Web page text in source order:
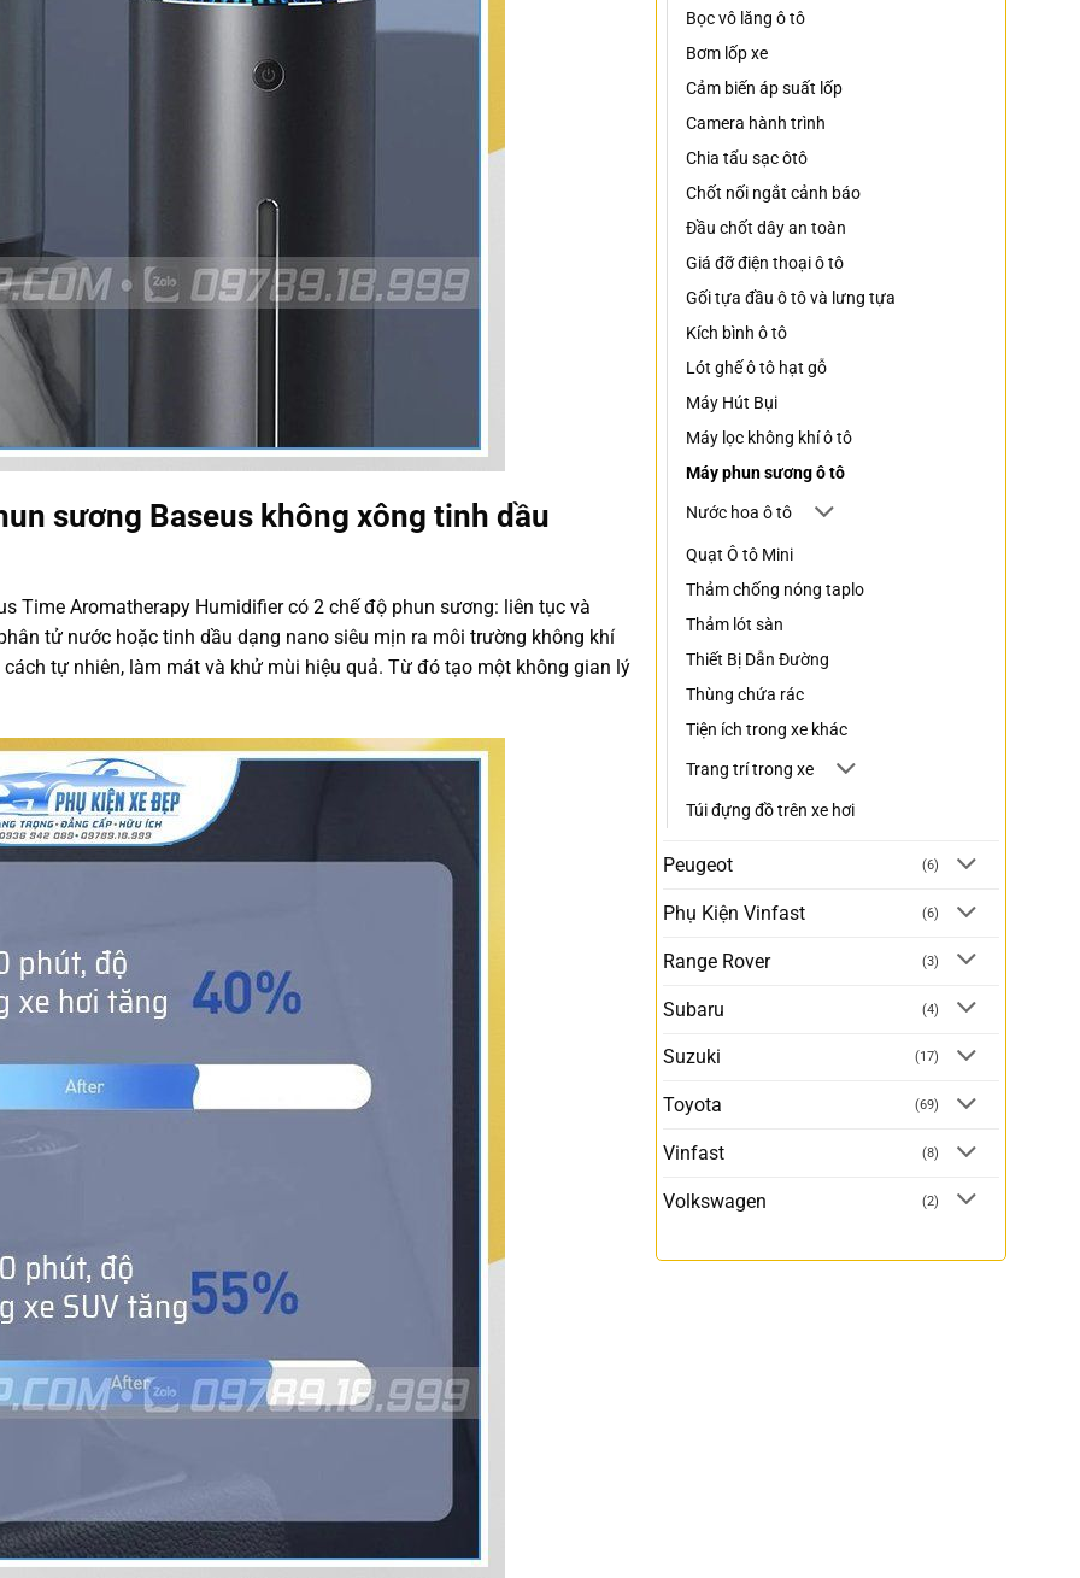
sương Baseus không xông tinh dầu
Time Aromatherapy Humidifier có 2 chế độ phun sương: liên tục và
tử nước hoặc tinh dầu dạng nano siêu mịn ra môi trường không khí
tự nhiên, làm mát và khử mùi hiệu quả. Từ đó tạo một không gian lý
Bọc vô lăng ô tô
Bơm lốp xe
Cảm biến áp suất lốp
Camera hành trình
Chia tẩu sạc ôtô
Chốt nối ngắt cảnh báo
Đầu chốt dây an toàn
Giá đỡ điện thoại ô tô
Gối tựa đầu ô tô và lưng tựa
Kích bình ô tô
Lót ghế ô tô hạt gỗ
Máy Hút Bụi
Máy lọc không khí ô tô
Máy phun sương ô tô
Nước hoa ô tô
Quạt Ô tô Mini
Thảm chống nóng taplo
Thảm lót sàn
Thiết Bị Dẫn Đường
Thùng chứa rác
Tiện ích trong xe khác
Trang trí trong xe
Túi đựng đồ trên xe hơi
Peugeot (6)
Phụ Kiện Vinfast (6)
Range Rover (3)
Subaru (4)
Suzuki (17)
Toyota (69)
Vinfast (8)
Volkswagen (2)